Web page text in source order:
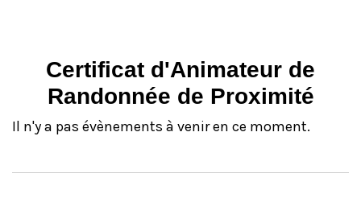
Certificat d'Animateur de
Randonnée de Proximité
Il n'y a pas évènements à venir en ce moment.